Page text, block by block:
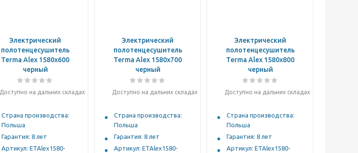
Электрический
полотенцесушитель
Terma Alex 1580x600
черный
Доступно на дальних складах
Страна производства:
Польша
Гарантия: 8 лет
Артикул: ETAlex1580-
Электрический
полотенцесушитель
Terma Alex 1580x700
черный
Доступно на дальних складах
Страна производства:
Польша
Гарантия: 8 лет
Артикул: ETAlex1580-
Электрический
полотенцесушитель
Terma Alex 1580x800
черный
Доступно на дальних складах
Страна производства:
Польша
Гарантия: 8 лет
Артикул: ETAlex1580-